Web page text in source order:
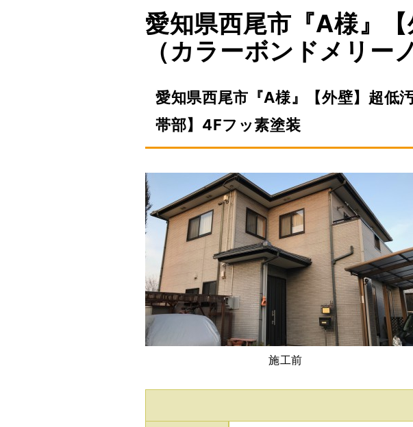
愛知県西尾市『A様』
（カラーボンドメリー
愛知県西尾市『A様』【外壁】超低
帯部】4Fフッ素塗装
施工前